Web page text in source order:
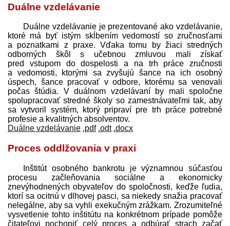
Duálne vzdelávanie
Duálne vzdelávanie je prezentované ako vzdelávanie,
ktoré má byť istým skĺbením vedomostí so zručnosťami
a poznatkami z praxe. Vďaka tomu by žiaci stredných
odborných škôl s učebnou zmluvou mali získať
pred vstupom do dospelosti a na trh práce zručnosti
a vedomosti, ktorými sa zvyšujú šance na ich osobný
úspech, šance pracovať v odbore, ktorému sa venovali
počas štúdia. V duálnom vzdelávaní by mali spoločne
spolupracovať stredné školy so zamest­návateľmi tak, aby
sa vytvoril systém, ktorý pripraví pre trh práce potrebné
profesie a kvalitných absolventov.
Duálne vzdelávanie .pdf .odt .docx
Proces oddlžovania v praxi
Inštitút osobného bankrotu je významnou súčasťou
procesu začleňovania sociálne a ekonomicky
znevýhodnených obyvateľov do spoločnosti, keďže ľudia,
ktorí sa ocitnú v dlhovej pasci, sa niekedy snažia pracovať
nelegálne, aby sa vyhli exekučným zrážkam. Zrozumiteľné
vysvetlenie tohto inštitútu na konkrétnom prípade pomôže
čitateľovi pochopiť celý proces a odbúrať strach začať